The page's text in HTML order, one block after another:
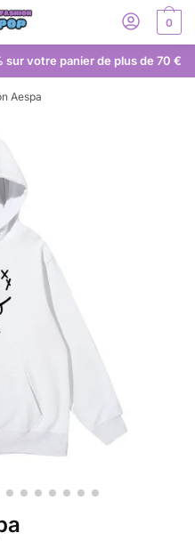
0
sur votre panier de plus de 70 €
Aespa